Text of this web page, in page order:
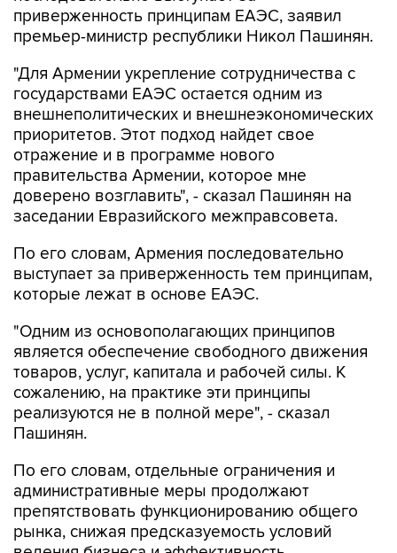
приверженность принципам ЕАЭС, заявил
премьер-министр республики Никол Пашинян.
"Для Армении укрепление сотрудничества с
государствами ЕАЭС остается одним из
внешнеполитических и внешнеэкономических
приоритетов. Этот подход найдет свое
отражение и в программе нового
правительства Армении, которое мне
доверено возглавить", - сказал Пашинян на
заседании Евразийского межправсовета.
По его словам, Армения последовательно
выступает за приверженность тем принципам,
которые лежат в основе ЕАЭС.
"Одним из основополагающих принципов
является обеспечение свободного движения
товаров, услуг, капитала и рабочей силы. К
сожалению, на практике эти принципы
реализуются не в полной мере", - сказал
Пашинян.
По его словам, отдельные ограничения и
административные меры продолжают
препятствовать функционированию общего
рынка, снижая предсказуемость условий